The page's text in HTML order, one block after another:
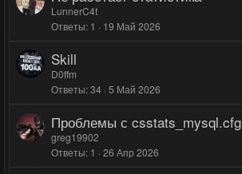
LunnerC4t
Ответы 1 19 Май 2026
Skill
D0ffm
Ответы 34 5 Май 2026
Проблемы с csstats_mysql.cfg
greg19902
Ответы 1 26 Апр 2026